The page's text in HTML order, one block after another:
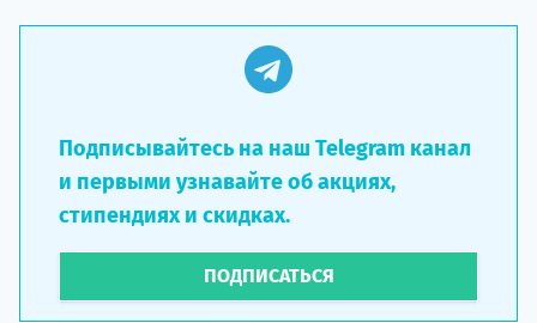
Подписывайтесь на наш Telegram канал
и первыми узнавайте об акциях,
стипендиях и скидках.
ПОДПИСАТЬСЯ